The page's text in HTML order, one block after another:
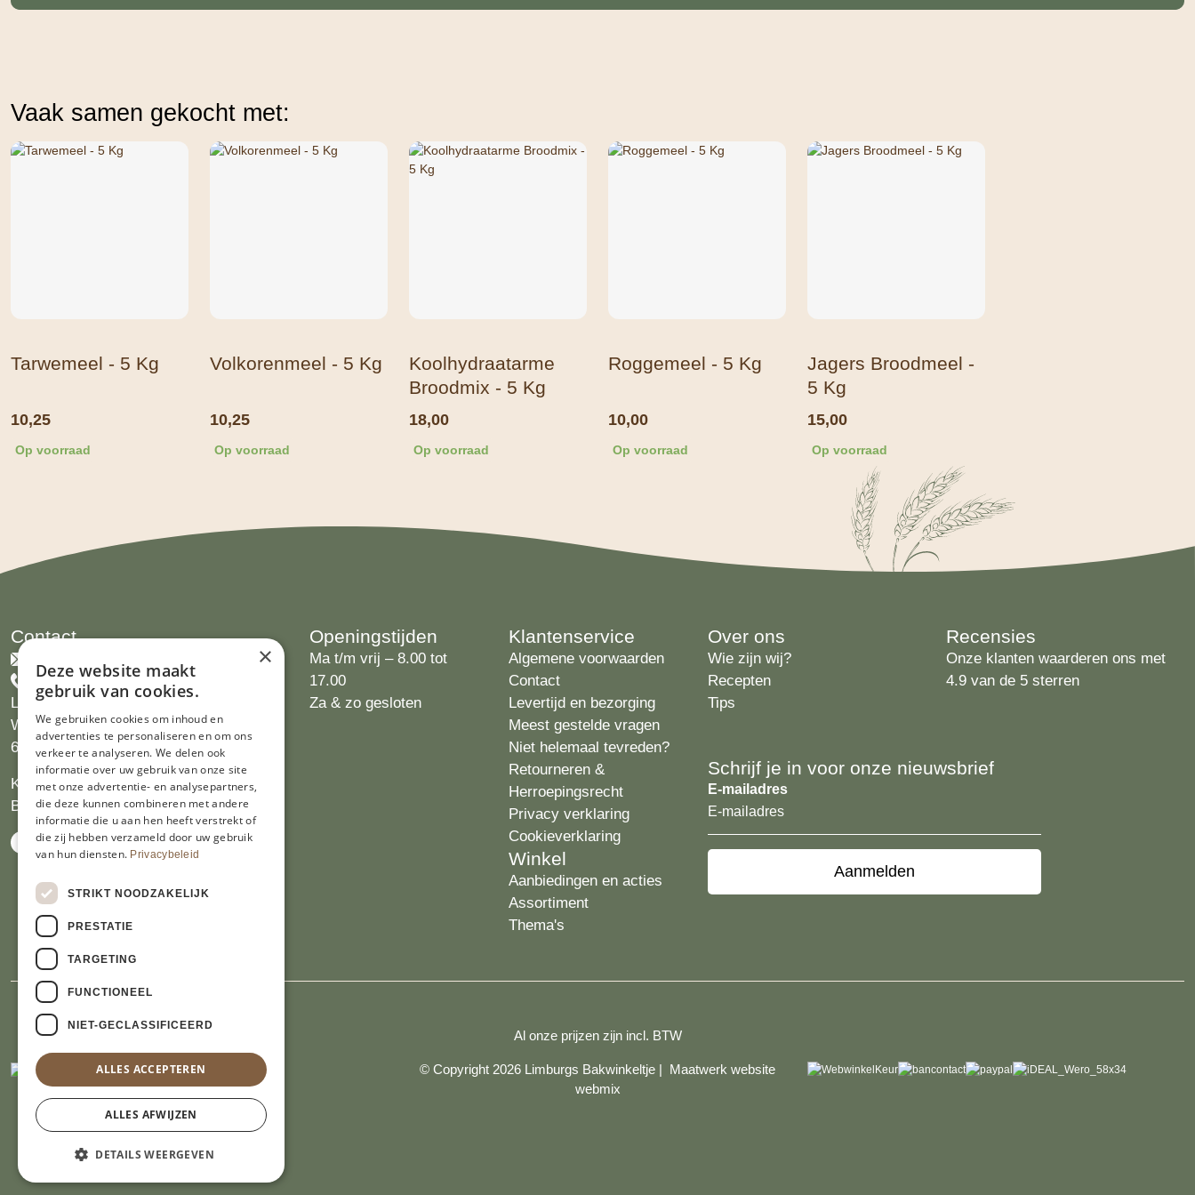
Vaak samen gekocht met:
Tarwemeel - 5 Kg
10,25
Op voorraad
Volkorenmeel - 5 Kg
10,25
Op voorraad
Koolhydraatarme
Broodmix - 5 Kg
18,00
Op voorraad
Roggemeel - 5 Kg
10,00
Op voorraad
Jagers Broodmeel -
5 Kg
15,00
Op voorraad
Contact
+31455226693
Limburgs Bakwinkeltje
Wijngaardsweg 16
6412 PJ Heerlen
KVK 14069470
BTW NL809913914.B01
Openingstijden
Ma t/m vrij – 8.00 tot
17.00
Za & zo gesloten
Klantenservice
Algemene voorwaarden
Contact
Levertijd en bezorging
Meest gestelde vragen
Niet helemaal tevreden?
Retourneren &
Herroepingsrecht
Privacy verklaring
Cookieverklaring
Winkel
Aanbiedingen en acties
Assortiment
Thema's
Over ons
Wie zijn wij?
Recepten
Tips
Recensies
Onze klanten waarderen ons met
4.9 van de 5 sterren
Schrijf je in voor onze nieuwsbrief
E-mailadres
Al onze prijzen zijn incl. BTW
© Copyright 2026 Limburgs Bakwinkeltje | Maatwerk website
webmix
×
Deze website maakt
gebruik van cookies.
We gebruiken cookies om inhoud en
advertenties te personaliseren en om ons
verkeer te analyseren. We delen ook
informatie over uw gebruik van onze site
met onze advertentie- en analysepartners,
die deze kunnen combineren met andere
informatie die u aan hen heeft verstrekt of
die zij hebben verzameld door uw gebruik
van hun diensten. Privacybeleid
STRIKT NOODZAKELIJK
PRESTATIE
TARGETING
FUNCTIONEEL
NIET-GECLASSIFICEERD
ALLES ACCEPTEREN
ALLES AFWIJZEN
DETAILS WEERGEVEN